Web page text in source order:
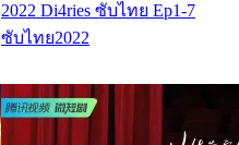
2022 Di4ries ซับไทย Ep1-7
ซับไทย2022